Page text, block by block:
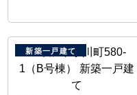
新築一戸建て